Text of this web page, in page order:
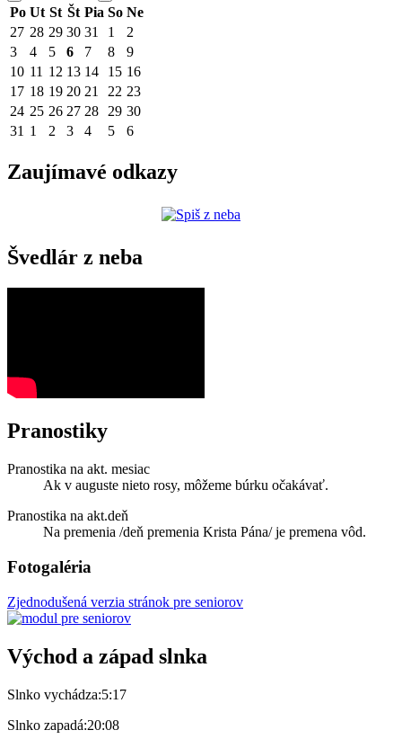
Po Ut St Št Pia So Ne
27 28 29 30 31 1
2
3
4 5 6 7 8
9
10 11 12 13 14 15 16
17 18 19 20 21 22 23
24 25 26 27 28 29 30
31 1 2 3 4 5 6
Zaujímavé odkazy
Švedlár z neba
Pranostiky
Pranostika na akt. mesiac
Ak v auguste nieto rosy, môžeme búrku očakávať.
Pranostika na akt.deň
Na premenia /deň premenia Krista Pána/ je premena vôd.
Fotogaléria
Zjednodušená verzia stránok pre seniorov
Východ a západ slnka
Slnko vychádza:5:17
Slnko zapadá:20:08